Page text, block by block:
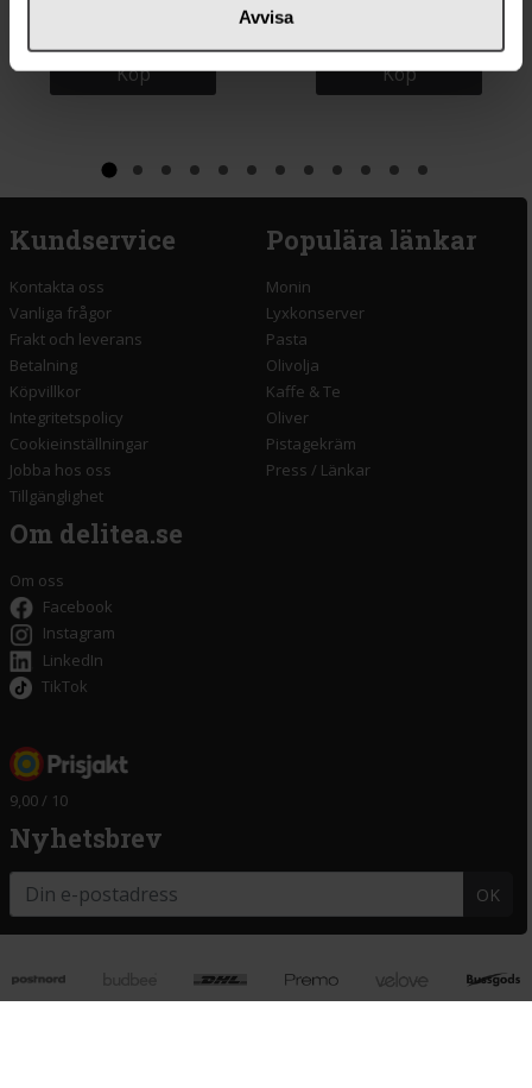
Avvisa
Köp Köp
Kundservice
Kontakta oss
Vanliga frågor
Frakt och leverans
Betalning
Köpvillkor
Integritetspolicy
Cookieinställningar
Jobba hos oss
Tillgänglighet
Populära länkar
Monin
Lyxkonserver
Pasta
Olivolja
Kaffe & Te
Oliver
Pistagekräm
Press / Länkar
Om delitea.se
Om oss
Facebook
Instagram
LinkedIn
TikTok
9,00 / 10
Nyhetsbrev
OK